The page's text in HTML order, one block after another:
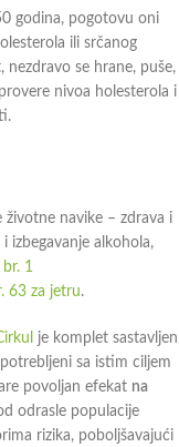
godina, pogotovu oni
ili srčanog
nezdravo se hrane, puše,
nivoa holesterola i
navike – zdrava i
izbegavanje alkohola,
br. 1
63 za jetru.
je komplet sastavljen
sa istim ciljem
povoljan efekat na
odrasle populacije
rizika, poboljšavajući